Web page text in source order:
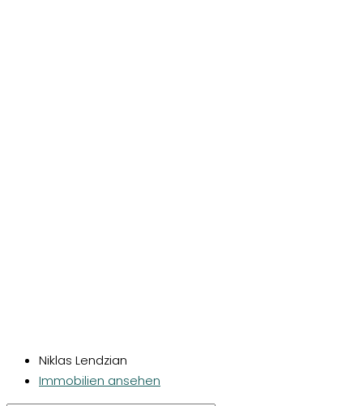
Niklas Lendzian
Immobilien ansehen